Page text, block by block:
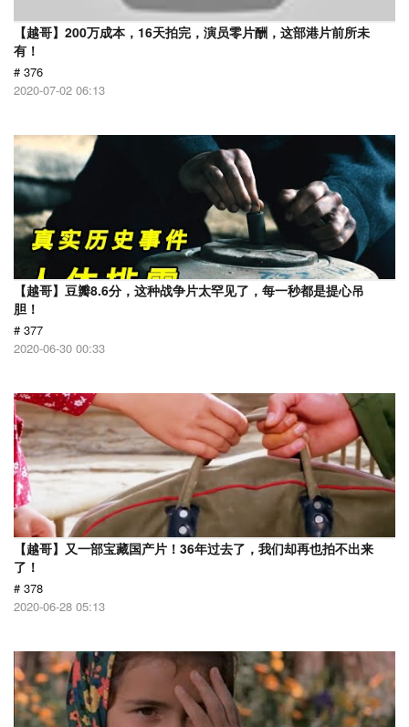
【越哥】200万成本，16天拍完，演员零片酬，这部港片前所未
有！
# 376
2020-07-02 06:13
【越哥】豆瓣8.6分，这种战争片太罕见了，每一秒都是提心吊
胆！
# 377
2020-06-30 00:33
【越哥】又一部宝藏国产片！36年过去了，我们却再也拍不出来
了！
# 378
2020-06-28 05:13